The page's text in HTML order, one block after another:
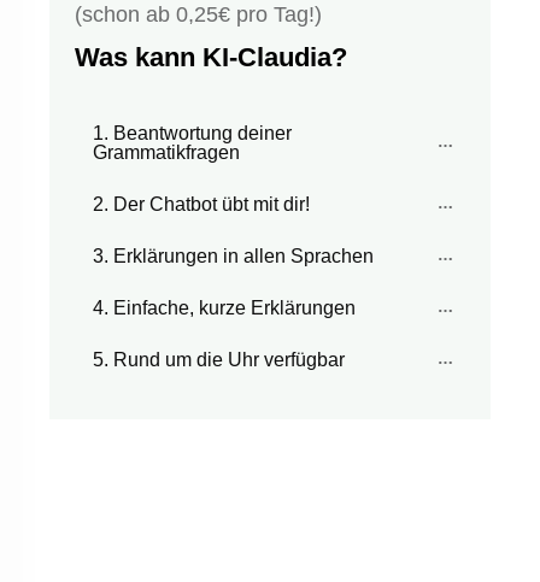
(schon ab 0,25€ pro Tag!)
Was kann KI-Claudia?
1. Beantwortung deiner
Grammatikfragen
2. Der Chatbot übt mit dir!
3. Erklärungen in allen Sprachen
4. Einfache, kurze Erklärungen
5. Rund um die Uhr verfügbar